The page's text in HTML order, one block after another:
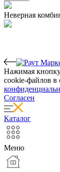
Неверная
Нажимая кнопку
cookie-файлов в
Согласен
Каталог
Меню